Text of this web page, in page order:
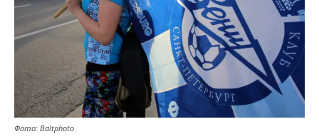
Фото: Baltphoto